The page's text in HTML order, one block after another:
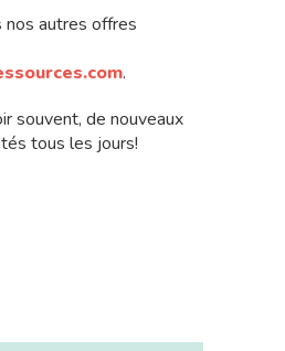
autres offres
.
souvent, de nouveaux
tous les jours!